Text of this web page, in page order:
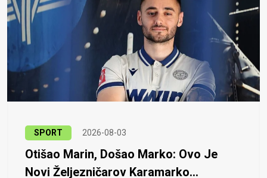
SPORT 2026-08-03
Otišao Marin, Došao Marko: Ovo Je
Novi Željezničarov Karamarko...